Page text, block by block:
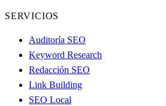
SERVICIOS
Auditoría SEO
Keyword Research
Redacción SEO
Link Building
SEO Local